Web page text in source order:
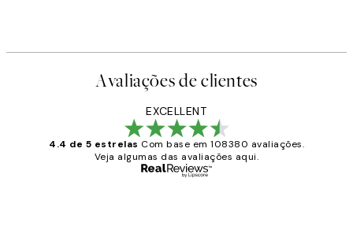
Avaliações de clientes
EXCELLENT
4.4 de 5 estrelas Com base em 108380 avaliações.
Veja algumas das avaliações aqui.